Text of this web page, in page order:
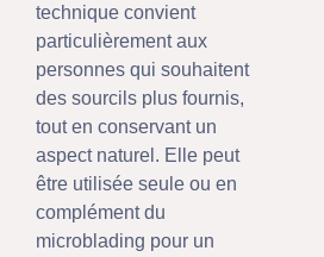
technique convient
particulièrement aux
personnes qui souhaitent
des sourcils plus fournis,
tout en conservant un
aspect naturel. Elle peut
être utilisée seule ou en
complément du
microblading pour un